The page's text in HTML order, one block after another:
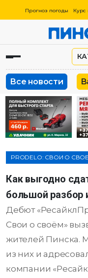
Прогноз погоды Курс
Все новости
PRODELO: СВОИ О
Как выгодно
большой разбор
Дебют
Свои о своём»
жителей Пинска.
из них и
компании